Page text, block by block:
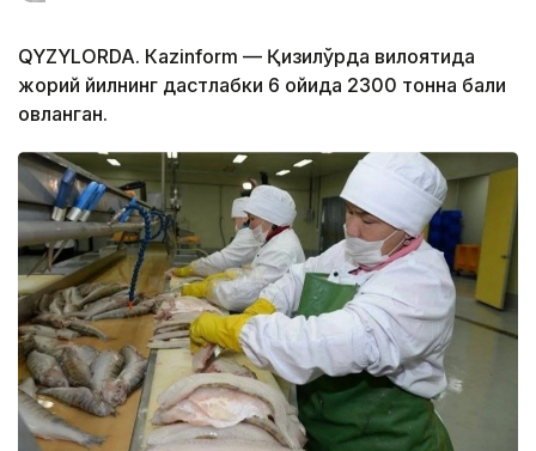
QYZYLORDA. Кazinform — Қизилўрда вилоятида
жорий йилнинг дастлабки 6 ойида 2300 тонна балиқ
овланган.